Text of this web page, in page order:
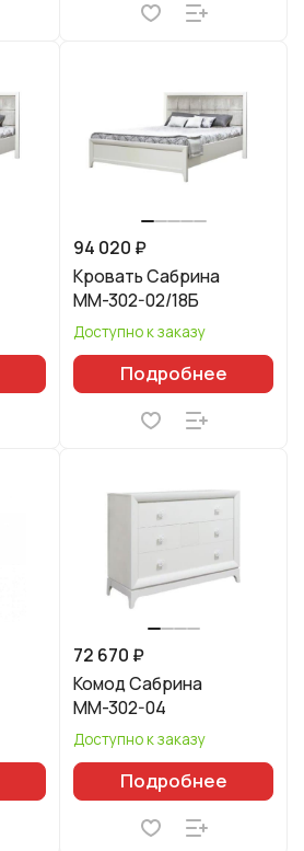
94 020 ₽
Кровать Сабрина
ММ-302-02/18Б
Доступно к заказу
Подробнее
72 670 ₽
Комод Сабрина
ММ-302-04
Доступно к заказу
Подробнее